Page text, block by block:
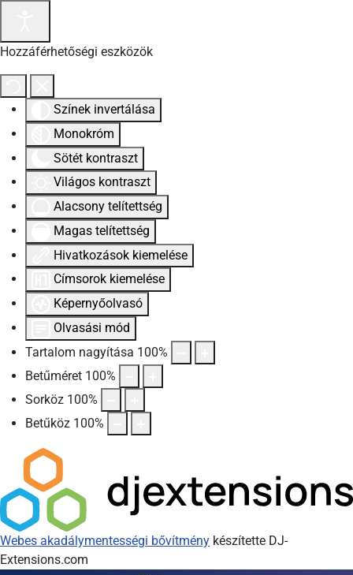
Hozzáférhetőségi eszközök
Színek invertálása
Monokróm
Sötét kontraszt
Világos kontraszt
Alacsony telítettség
Magas telítettség
Hivatkozások kiemelése
Címsorok kiemelése
Képernyőolvasó
Olvasási mód
Tartalom nagyítása 100%
Betűméret 100%
Sorköz 100%
Betűköz 100%
Webes akadálymentességi bővítmény készítette DJ-
Extensions.com